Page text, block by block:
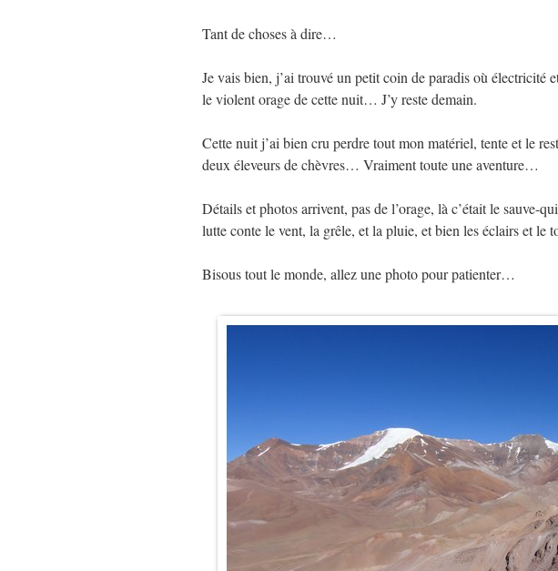
Tant de choses à dire…
Je vais bien, j’ai trouvé un petit coin de paradis où électricité
le violent orage de cette nuit… J’y reste demain.
Cette nuit j’ai bien cru perdre tout mon matériel, tente et le
deux éleveurs de chèvres… Vraiment toute une aventure…
Détails et photos arrivent, pas de l’orage, là c’était le sauve-
lutte conte le vent, la grêle, et la pluie, et bien les éclairs et le
Bisous tout le monde, allez une photo pour patienter…